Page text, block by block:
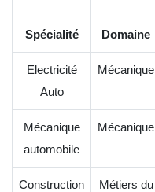
Spécialité Domaine
Electricité
Auto
Mécanique
Mécanique
automobile
Mécanique
Construction
Métiers du